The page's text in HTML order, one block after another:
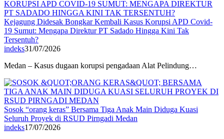
Kejagung Didesak Bongkar Kembali Kasus Korupsi APD Covid-
19 Sumut: Mengapa Direktur PT Sadado Hingga Kini Tak
Tersentuh?
indeks31/07/2026
Medan – Kasus dugaan korupsi pengadaan Alat Pelindung…
Sosok “orang keras” Bersama Tiga Anak Main Diduga Kuasi
Seluruh Proyek di RSUD Pirngadi Medan
indeks17/07/2026